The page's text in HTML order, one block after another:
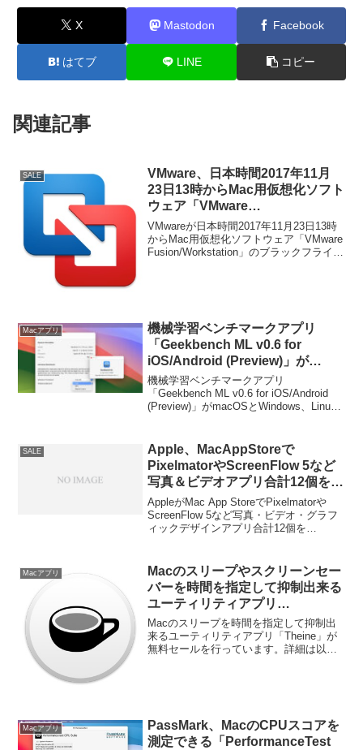
X Mastodon Facebook
はてブ LINE コピー
関連記事
SALE
VMware、日本時間2017年11月
23日13時からMac用仮想化ソフト
ウェア「VMware
Fusion/Workstation」のブラッ
クフライデーセールを開催。
VMwareが日本時間2017年11月23日13時
からMac用仮想化ソフトウェア「VMware
Fusion/Workstation」のブラックフライデ
Macアプリ
機械学習ベンチマークアプリ
「Geekbench ML v0.6 for
iOS/Android (Preview)」が
macOSとWindows、Linuxに対
応。iOS版はTensorFlow Liteか
らCore MLへ切り替え。
機械学習ベンチマークアプリ
「Geekbench ML v0.6 for iOS/Android
(Preview)」がmacOSとWindows、Linux
SALE
Apple、MacAppStoreで
PixelmatorやScreenFlow 5など
写真＆ビデオアプリ合計12個を
50%OFFで販売する「Amazing
Photo + Video Apps」セールを
開催。
AppleがMac App StoreでPixelmatorや
ScreenFlow 5など写真・ビデオ・グラフ
ィックデザインアプリ合計12個を
詳細は以下から。
Macアプリ
Macのスリープやスクリーンセー
バーを時間を指定して抑制出来る
ユーティリティアプリ
「Theine」が無料セール中。
Macのスリープを時間を指定して抑制出
来るユーティリティアプリ「Theine」が
無料セールを行っています。詳細は以下
Macアプリ
PassMark、MacのCPUスコアを
測定できる「PerformanceTest